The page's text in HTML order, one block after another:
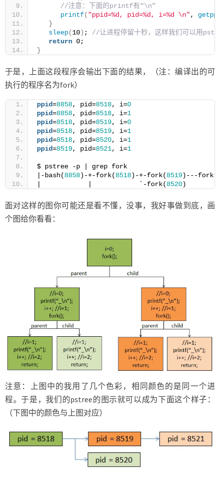
//注意：下面的printf有“\n”
printf( "ppid=%d, pid=%d, i=%d \n",
}
sleep(10) ; //让进程停留十秒，这样我们可以用
return 0;
}
于是，上面这段程序会输出下面的结果，（注：编译出的可
执行的程序名为fork）
ppid=8858, pid=8518, i=0
ppid=8858, pid=8518, i=1
ppid=8518, pid=8519, i=0
ppid=8518, pid=8519, i=1
ppid=8518, pid=8520, i=1
ppid=8519, pid=8521, i=1
$ pstree -p | grep fork
|-bash(8858)-+-fork(8518)-+-fork(8519)---fork(
|            |            `-fork(8520)
面对这样的图你可能还是看不懂，没事，我好事做到底，画
个图给你看看：
注意：上图中的我用了几个色彩，相同颜色的是同一个进
程。于是，我们的pstree的图示就可以成为下面这个样子：
（下图中的颜色与上图对应）